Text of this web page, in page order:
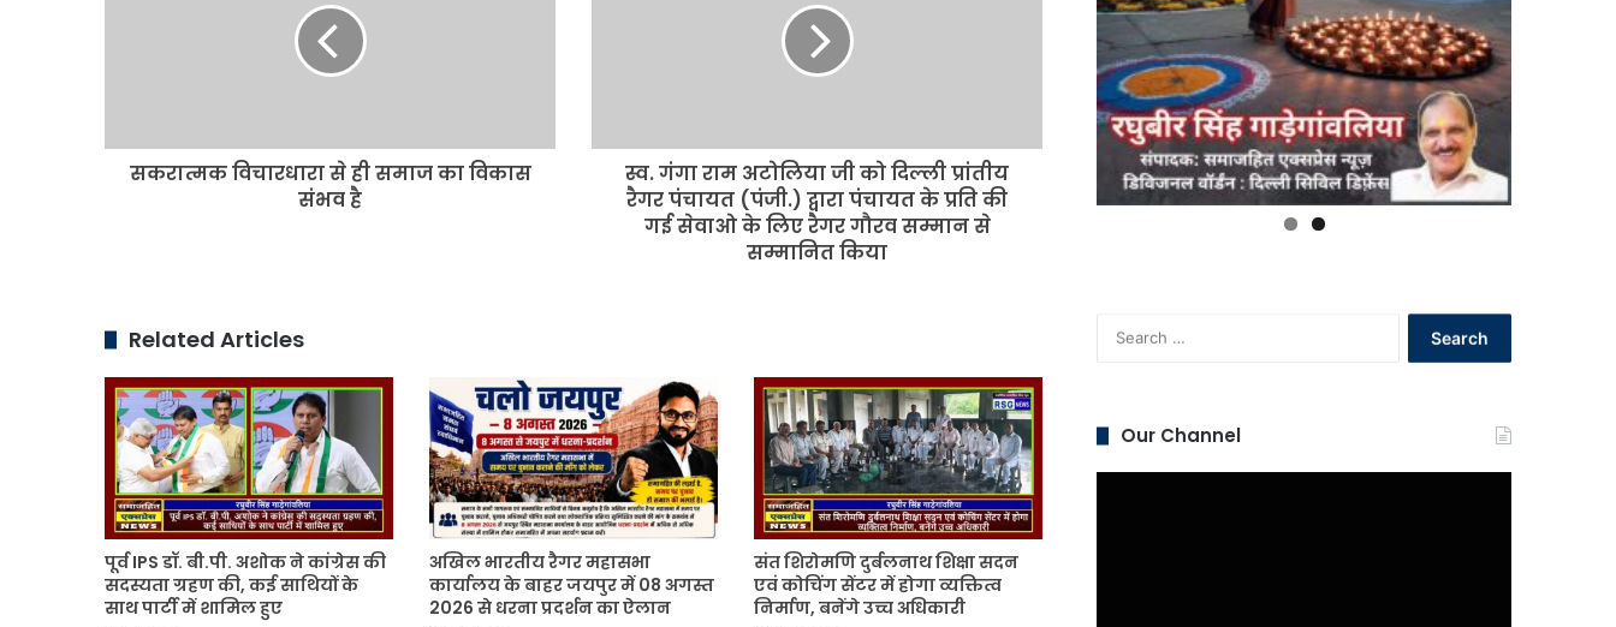
है
सकरात्मक विचारधारा से ही समाज का विकास
संभव है
रैगर
पंचायत
(पंजी.)
के
लिए रैगर
गौरव
सम्मान
से
सम्मानित
स्व. गंगा राम अटोलिया जी को दिल्ली प्रांतीय
रैगर पंचायत (पंजी.) द्वारा पंचायत के प्रति की
गई सेवाओ के लिए रैगर गौरव सम्मान से
सम्मानित किया
Related Articles
पूर्व IPS डॉ. बी.पी. अशोक ने कांग्रेस की
सदस्यता ग्रहण की, कई साथियों के
साथ पार्टी में शामिल हुए
अखिल भारतीय रैगर महासभा
कार्यालय के बाहर जयपुर में 08 अगस्त
2026 से धरना प्रदर्शन का ऐलान
संत शिरोमणि दुर्बलनाथ शिक्षा सदन
एवं कोचिंग सेंटर में होगा व्यक्तित्व
निर्माण, बनेंगे उच्च अधिकारी
Our Channel